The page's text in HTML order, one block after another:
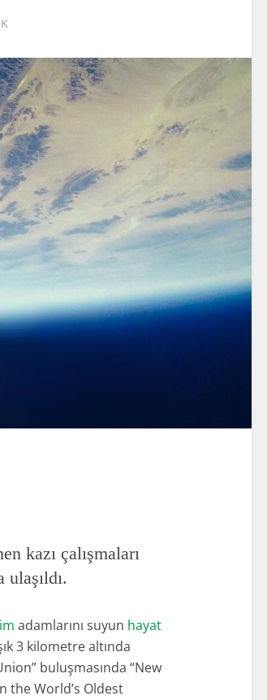
kazı çalışmaları
ulaşıldı.
adamlarını suyun hayat
3 kilometre altında
buluşmasında “New
the World’s Oldest